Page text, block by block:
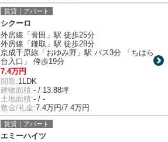
賃貸｜アパート
シクーロ
外房線「誉田」駅 徒歩25分
外房線「鎌取」駅 徒歩28分
京成千原線「おゆみ野」駅 バス3分 「ちはら
台入口」 停歩19分
7.4万円
間取:1LDK
建物面積:- / 13.88坪
土地面積:- / -
敷金/礼金:7.4万円/7.4万円
賃貸｜アパート
エミーハイツ